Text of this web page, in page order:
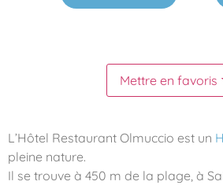
Mettre en favoris
L’Hôtel Restaurant Olmuccio est un
pleine nature.
Il se trouve à 450 m de la plage, à